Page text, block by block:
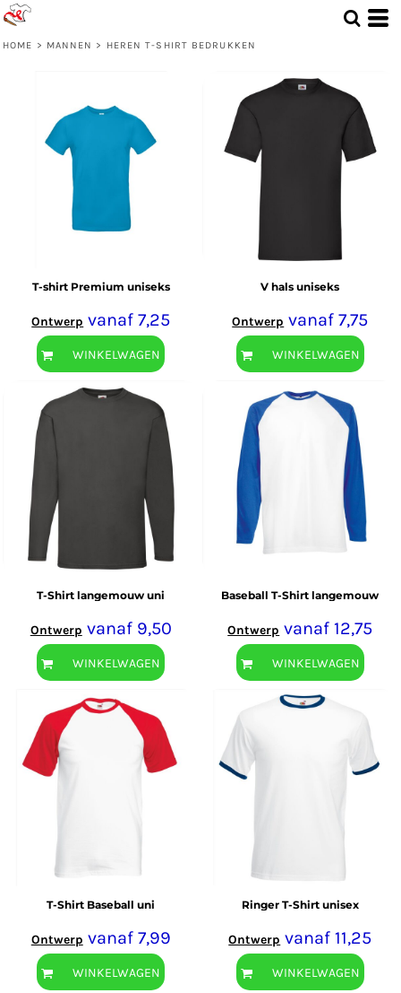
HOME > MANNEN > HEREN T-SHIRT BEDRUKKEN
T-shirt Premium uniseks
Ontwerp vanaf7,25
WINKELWAGEN
V hals uniseks
Ontwerp vanaf7,75
WINKELWAGEN
T-Shirt langemouw uni
Ontwerp vanaf 9,50
WINKELWAGEN
Baseball T-Shirt langemouw
Ontwerp vanaf 12,75
WINKELWAGEN
T-Shirt Baseball uni
Ontwerp vanaf 7,99
WINKELWAGEN
Ringer T-Shirt unisex
Ontwerp vanaf 11,25
WINKELWAGEN